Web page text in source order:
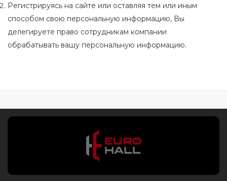
Регистрируясь на сайте или оставляя тем или иным
способом свою персональную информацию, Вы
делегируете право сотрудникам компании
обрабатывать вашу персональную информацию.